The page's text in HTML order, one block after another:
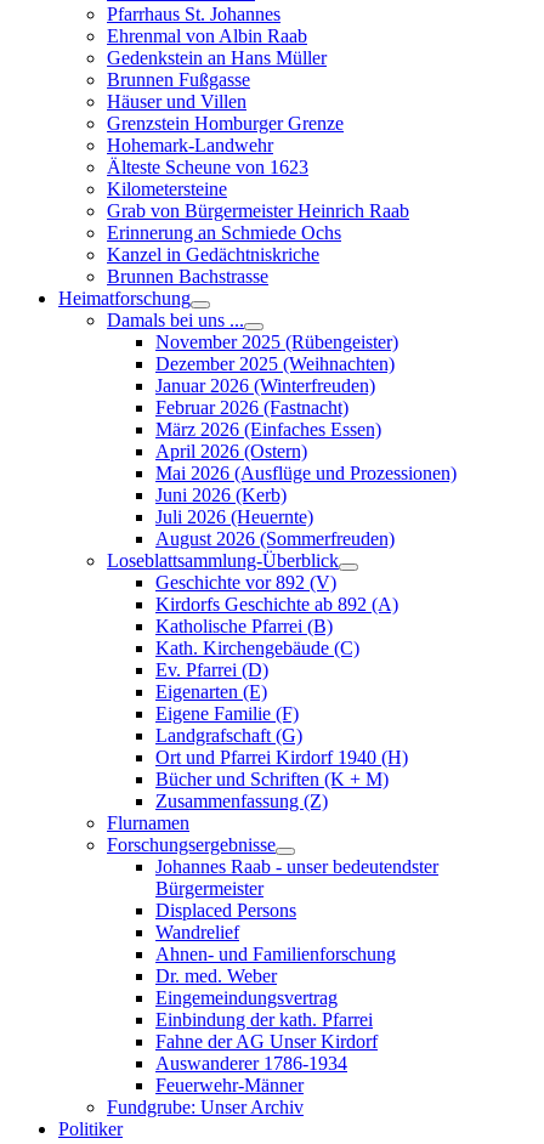
Pfarrhaus St. Johannes
Ehrenmal von Albin Raab
Gedenkstein an Hans Müller
Brunnen Fußgasse
Häuser und Villen
Grenzstein Homburger Grenze
Hohemark-Landwehr
Älteste Scheune von 1623
Kilometersteine
Grab von Bürgermeister Heinrich Raab
Erinnerung an Schmiede Ochs
Kanzel in Gedächtniskriche
Brunnen Bachstrasse
Heimatforschung
Damals bei uns ...
November 2025 (Rübengeister)
Dezember 2025 (Weihnachten)
Januar 2026 (Winterfreuden)
Februar 2026 (Fastnacht)
März 2026 (Einfaches Essen)
April 2026 (Ostern)
Mai 2026 (Ausflüge und Prozessionen)
Juni 2026 (Kerb)
Juli 2026 (Heuernte)
August 2026 (Sommerfreuden)
Loseblattsammlung-Überblick
Geschichte vor 892 (V)
Kirdorfs Geschichte ab 892 (A)
Katholische Pfarrei (B)
Kath. Kirchengebäude (C)
Ev. Pfarrei (D)
Eigenarten (E)
Eigene Familie (F)
Landgrafschaft (G)
Ort und Pfarrei Kirdorf 1940 (H)
Bücher und Schriften (K + M)
Zusammenfassung (Z)
Flurnamen
Forschungsergebnisse
Johannes Raab - unser bedeutendster
Bürgermeister
Displaced Persons
Wandrelief
Ahnen- und Familienforschung
Dr. med. Weber
Eingemeindungsvertrag
Einbindung der kath. Pfarrei
Fahne der AG Unser Kirdorf
Auswanderer 1786-1934
Feuerwehr-Männer
Fundgrube: Unser Archiv
Politiker